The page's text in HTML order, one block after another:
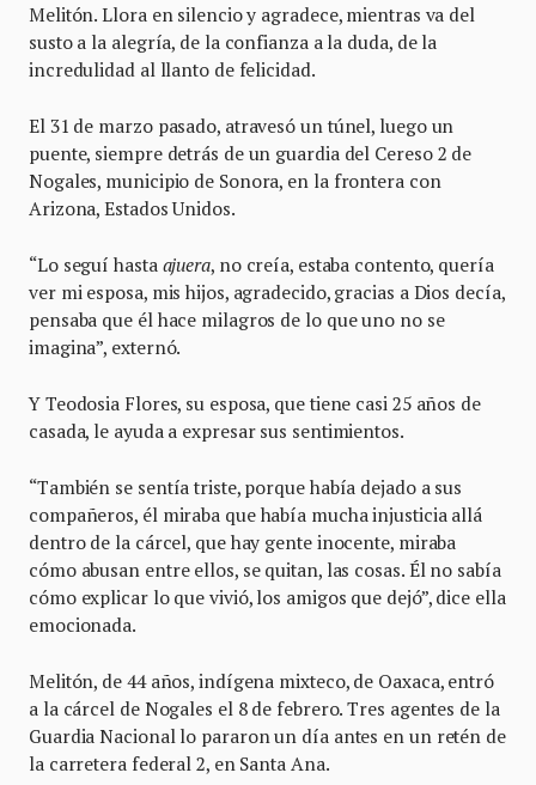
Melitón. Llora en silencio y agradece, mientras va del
susto a la alegría, de la confianza a la duda, de la
incredulidad al llanto de felicidad.
El 31 de marzo pasado, atravesó un túnel, luego un
puente, siempre detrás de un guardia del Cereso 2 de
Nogales, municipio de Sonora, en la frontera con
Arizona, Estados Unidos.
“Lo seguí hasta ajuera, no creía, estaba contento, quería
ver mi esposa, mis hijos, agradecido, gracias a Dios decía,
pensaba que él hace milagros de lo que uno no se
imagina”, externó.
Y Teodosia Flores, su esposa, que tiene casi 25 años de
casada, le ayuda a expresar sus sentimientos.
“También se sentía triste, porque había dejado a sus
compañeros, él miraba que había mucha injusticia allá
dentro de la cárcel, que hay gente inocente, miraba
cómo abusan entre ellos, se quitan, las cosas. Él no sabía
cómo explicar lo que vivió, los amigos que dejó”, dice ella
emocionada.
Melitón, de 44 años, indígena mixteco, de Oaxaca, entró
a la cárcel de Nogales el 8 de febrero. Tres agentes de la
Guardia Nacional lo pararon un día antes en un retén de
la carretera federal 2, en Santa Ana.